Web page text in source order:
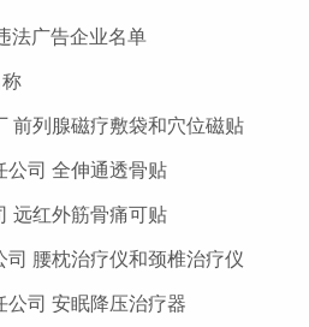
广告企业名单
前列腺磁疗敷袋和穴位磁贴
公司 全伸通透骨贴
远红外筋骨痛可贴
腰枕治疗仪和颈椎治疗仪
公司 安眠降压治疗器